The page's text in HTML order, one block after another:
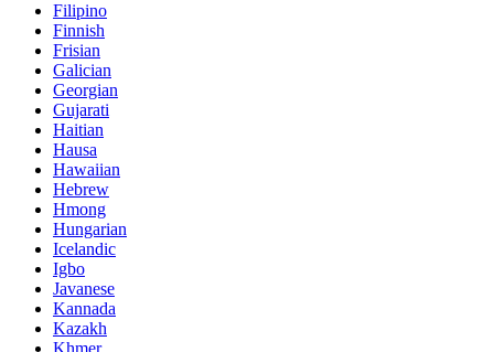
Filipino
Finnish
Frisian
Galician
Georgian
Gujarati
Haitian
Hausa
Hawaiian
Hebrew
Hmong
Hungarian
Icelandic
Igbo
Javanese
Kannada
Kazakh
Khmer